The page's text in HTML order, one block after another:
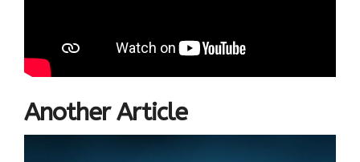
Another Article